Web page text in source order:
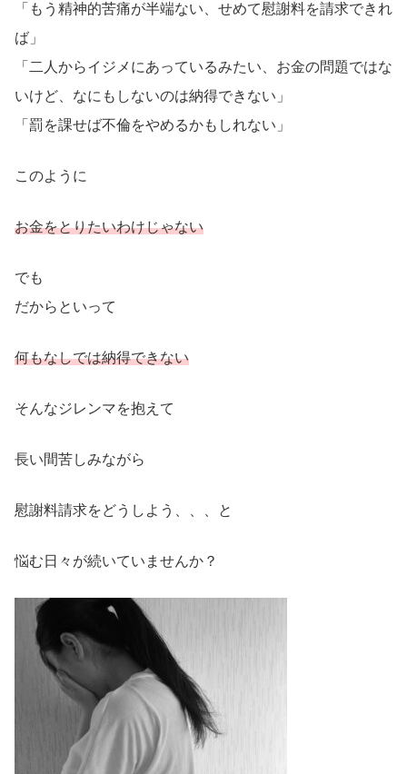
「もう精神的苦痛が半端ない、せめて慰謝料を請求できれ
ば」
「二人からイジメにあっているみたい、お金の問題ではな
いけど、なにもしないのは納得できない」
「罰を課せば不倫をやめるかもしれない」
このように
お金をとりたいわけじゃない
でも
だからといって
何もなしでは納得できない
そんなジレンマを抱えて
長い間苦しみながら
慰謝料請求をどうしよう、、、と
悩む日々が続いていませんか？